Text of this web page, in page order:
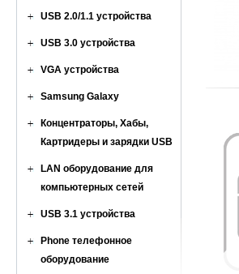
USB 2.0/1.1 устройства
USB 3.0 устройства
VGA устройства
Samsung Galaxy
Концентраторы, Хабы,
Картридеры и зарядки USB
LAN оборудование для
компьютерных сетей
USB 3.1 устройства
Phone телефонное
оборудование